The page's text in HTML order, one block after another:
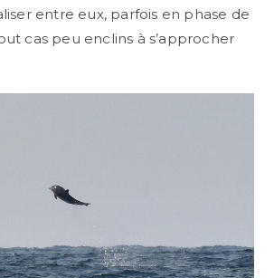
entre eux, parfois en phase de
cas peu enclins à s’approcher